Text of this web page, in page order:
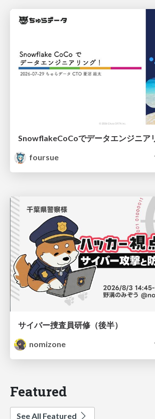
SnowflakeCoCoでデータエンジニア
foursue
サイバー捜査員研修（後半）
nomizone
Featured
See All Featured